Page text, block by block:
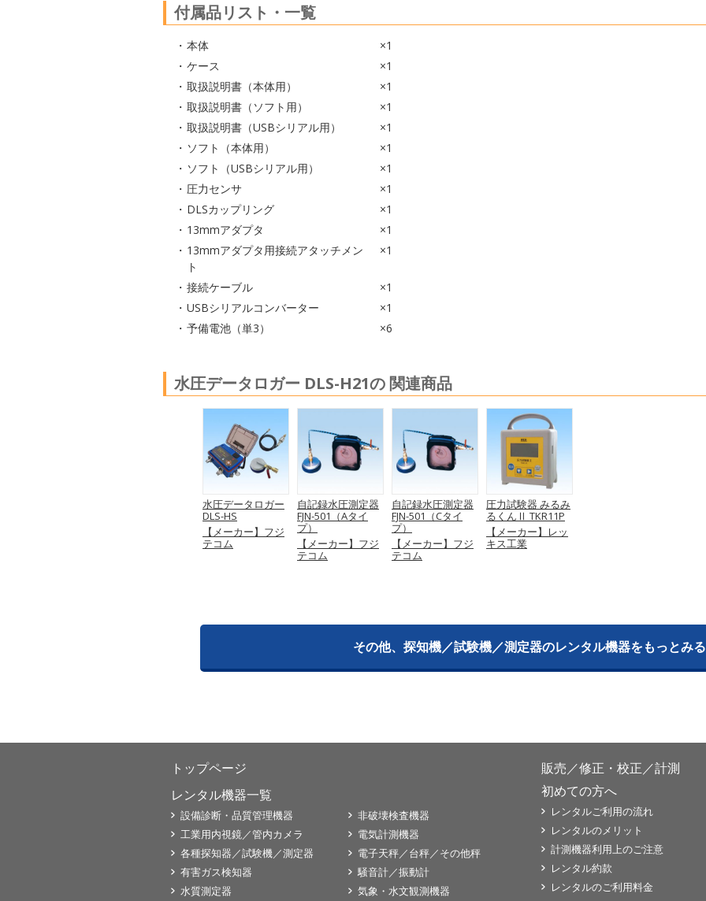
付属品リスト・一覧
本体
×1
ケース
×1
取扱説明書（本体用）
×1
取扱説明書（ソフト用）
×1
取扱説明書（USBシリアル用）
×1
ソフト（本体用）
×1
ソフト（USBシリアル用）
×1
圧力センサ
×1
DLSカップリング
×1
13mmアダプタ
×1
13mmアダプタ用接続アタッチメン
ト
×1
接続ケーブル
×1
USBシリアルコンバーター
×1
予備電池（単3）
×6
水圧データロガー DLS-H21の 関連商品
水圧データロガー
DLS-HS
【メーカー】フジ
テコム
自記録水圧測定器
FJN-501（Aタイ
プ）
【メーカー】フジ
テコム
自記録水圧測定器
FJN-501（Cタイ
プ）
【メーカー】フジ
テコム
圧力試験器 みるみ
るくんⅡ TKR11P
【メーカー】レッ
キス工業
その他、探知機／試験機／測定器のレンタル機器をもっとみる
トップページ
レンタル機器一覧
設備診断・品質管理機器
非破壊検査機器
工業用内視鏡／管内カメラ
電気計測機器
各種探知器／試験機／測定器
電子天秤／台秤／その他秤
有害ガス検知器
騒音計／振動計
水質測定器
気象・水文観測機器
販売／修正・校正／計測
初めての方へ
レンタルご利用の流れ
レンタルのメリット
計測機器利用上のご注意
レンタル約款
レンタルのご利用料金